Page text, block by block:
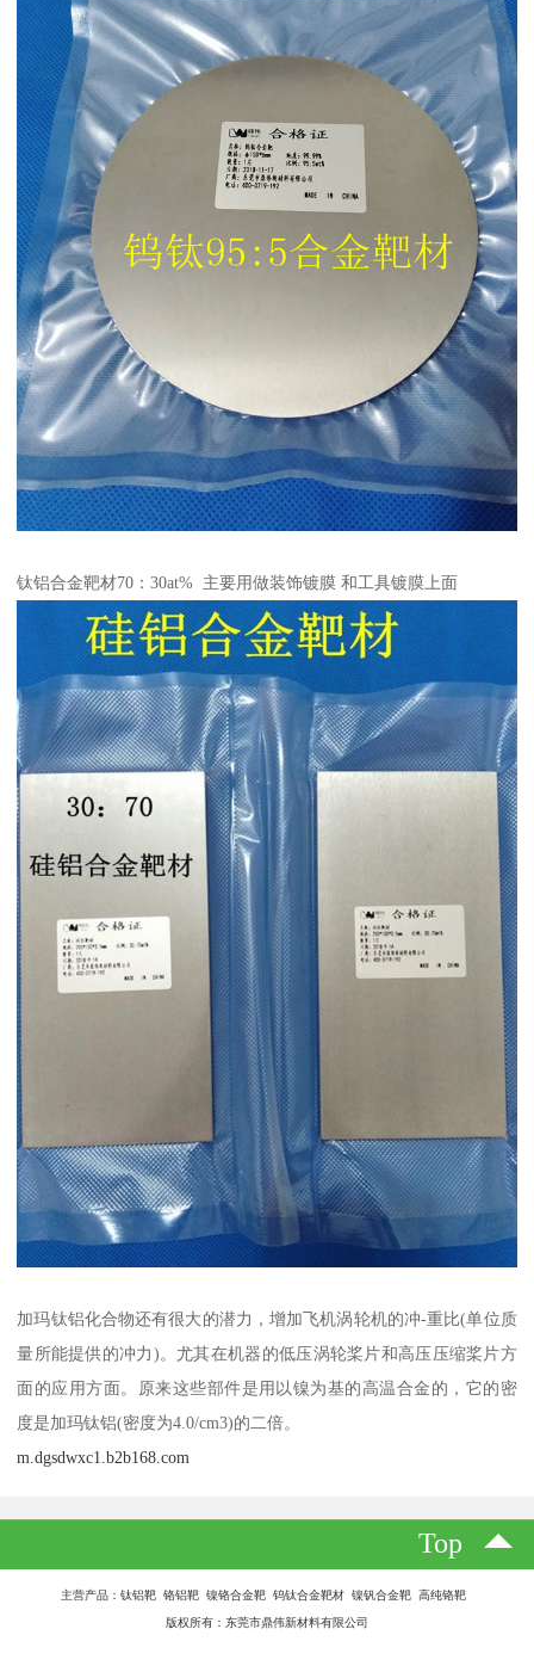
钛铝合金靶材70：30at% 主要用做装饰镀膜 和工具镀膜上面
加玛钛铝化合物还有很大的潜力，增加飞机涡轮机的冲-重比(单位质
量所能提供的冲力)。尤其在机器的低压涡轮桨片和高压压缩桨片方
面的应用方面。原来这些部件是用以镍为基的高温合金的，它的密
度是加玛钛铝(密度为4.0/cm3)的二倍。
m.dgsdwxc1.b2b168.com
Top
主营产品：钛铝靶 铬铝靶 镍铬合金靶 钨钛合金靶材 镍钒合金靶 高纯铬靶
版权所有：东莞市鼎伟新材料有限公司